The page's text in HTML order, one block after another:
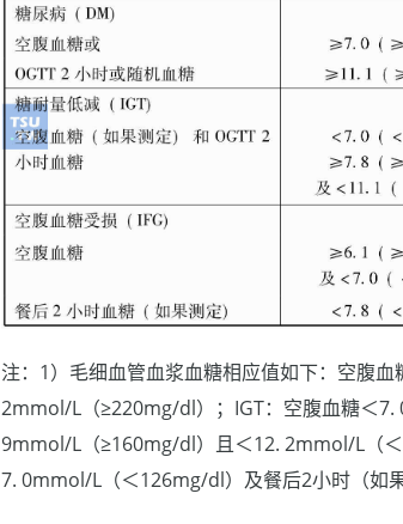
注：1）毛细血管血浆血糖相应值如下：空腹
2mmol/L（≥220mg/dl）；IGT：空腹血糖＜
9mmol/L（≥160mg/dl）且＜12. 2mmol/L（
7. 0mmol/L（＜126mg/dl）及餐后2小时（如